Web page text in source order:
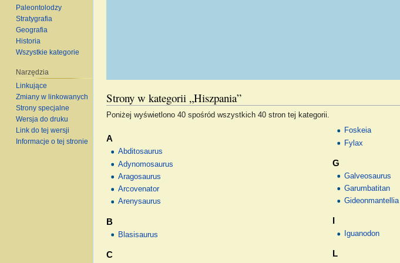
Strony w kategorii „Hiszpania”
Poniżej wyświetlono 40 spośród wszystkich 40 stron tej kategorii.
A
Abditosaurus
Adynomosaurus
Aragosaurus
Arcovenator
Arenysaurus
B
Blasisaurus
C
Foskeia
Fylax
G
Galveosaurus
Garumbatitan
Gideonmantellia
I
Iguanodon
L
Paleontolodzy
Stratygrafia
Geografia
Historia
Wszystkie kategorie
Narzędzia
Linkujące
Zmiany w linkowanych
Strony specjalne
Wersja do druku
Link do tej wersji
Informacje o tej stronie